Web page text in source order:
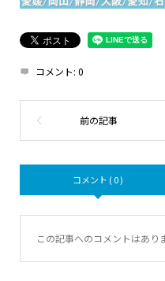
コメント: 0
コメント ( 0 )
この記事へのコメントはあり